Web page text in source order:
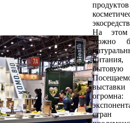
На этом
можно
стран